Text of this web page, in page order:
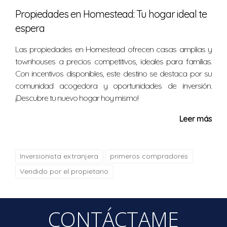
Si estás considerando mudarte o simplemente explorar
deseas obtener más información sobre cómo mudarte
a esta maravillosa ciudad o si necesitas ayuda para
encontrar tu nuevo hogar aquí, no dudes en contactar a
Nelida Gomez. Ella estará encantada de ayudarte a dar
¿Cuál es la distancia entre Wilton Manors y
Miami?
dependiendo del tráfico.
Propiedades en Homestead: Tu hogar ideal te
espera
Las propiedades en Homestead ofrecen casas amplias y
townhouses a precios competitivos, ideales para familias.
Con incentivos disponibles, este destino se destaca por su
comunidad acogedora y oportunidades de inversión.
¡Descubre tu nuevo hogar hoy mismo!
Leer más
Inversionista extranjera
primeros compradores
Vendido por el propietario
CONTÁCTAME